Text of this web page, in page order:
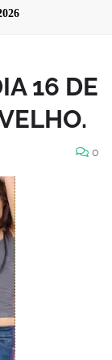
16 DE
0